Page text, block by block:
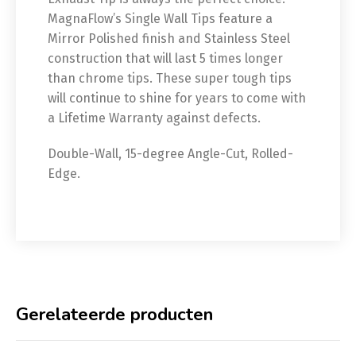
MagnaFlow’s Single Wall Tips feature a
Mirror Polished finish and Stainless Steel
construction that will last 5 times longer
than chrome tips. These super tough tips
will continue to shine for years to come with
a Lifetime Warranty against defects.
Double-Wall, 15-degree Angle-Cut, Rolled-
Edge.
Gerelateerde producten